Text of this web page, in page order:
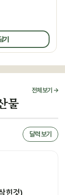
기
전체 보기 →
물
달력 보기
힌것)